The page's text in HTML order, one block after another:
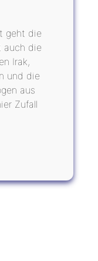
geht die
auch die
Irak,
und die
aus
Zufall